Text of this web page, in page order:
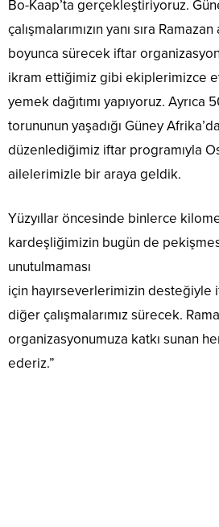
Bo-Kaap’ta gerçekleştiriyoruz.
çalışmalarımızın yanı sıra Ramazan
boyunca sürecek iftar
ikram ettiğimiz gibi ekiplerimizce
yemek dağıtımı yapıyoruz. Ayrıca
torununun yaşadığı Güney Afrika’da
düzenlediğimiz iftar programıyla
ailelerimizle bir araya geldik.
Yüzyıllar öncesinde binlerce
kardeşliğimizin bugün de
unutulmaması
için hayırseverlerimizin desteğiyle
diğer çalışmalarımız sürecek.
organizasyonumuza katkı sunan
ederiz.”